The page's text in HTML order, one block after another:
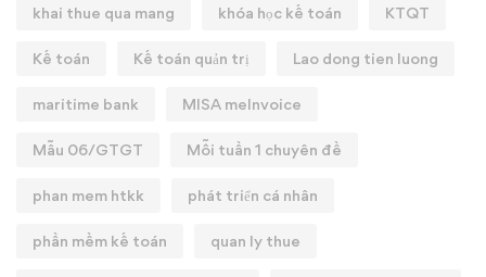
khai thue qua mang khóa học kế toán KTQT
Kế toán Kế toán quản trị Lao dong tien luong
maritime bank MISA meInvoice
Mẫu 06/GTGT Mỗi tuần 1 chuyên đề
phan mem htkk phát triển cá nhân
phần mềm kế toán quan ly thue